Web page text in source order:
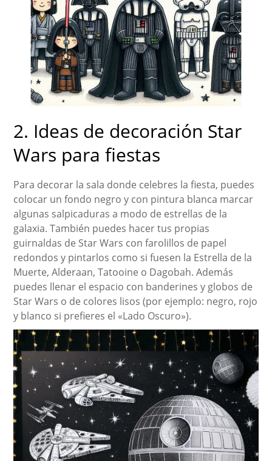
2. Ideas de decoración Star
Wars para fiestas
Para decorar la sala donde celebres la fiesta, puedes
colocar un fondo negro y con pintura blanca marcar
algunas salpicaduras a modo de estrellas de la
galaxia. También puedes hacer tus propias
guirnaldas de Star Wars con farolillos de papel
redondos y pintarlos como si fuesen la Estrella de la
Muerte, Alderaan, Tatooine o Dagobah. Además
puedes llenar el espacio con banderines y globos de
Star Wars o de colores lisos (por ejemplo: negro, rojo
y blanco si prefieres el «Lado Oscuro»).